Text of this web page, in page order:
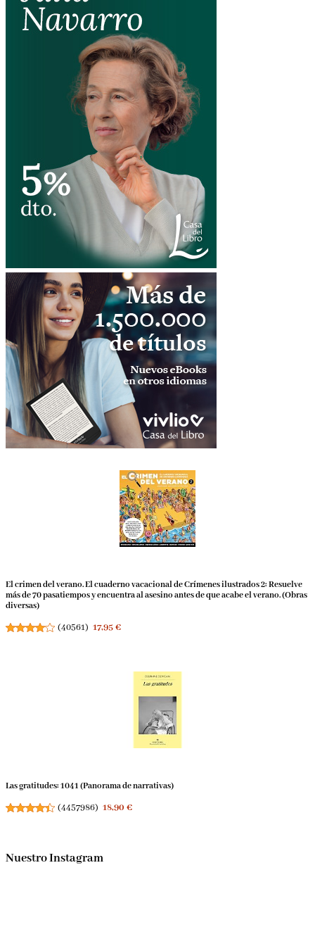
El crimen del verano. El cuaderno vacacional de Crímenes ilustrados 2: Resuelve
más de 70 pasatiempos y encuentra al asesino antes de que acabe el verano. (Obras
diversas)
(40561) 17,95 €
Las gratitudes: 1041 (Panorama de narrativas)
(4457986) 18,90 €
Nuestro Instagram